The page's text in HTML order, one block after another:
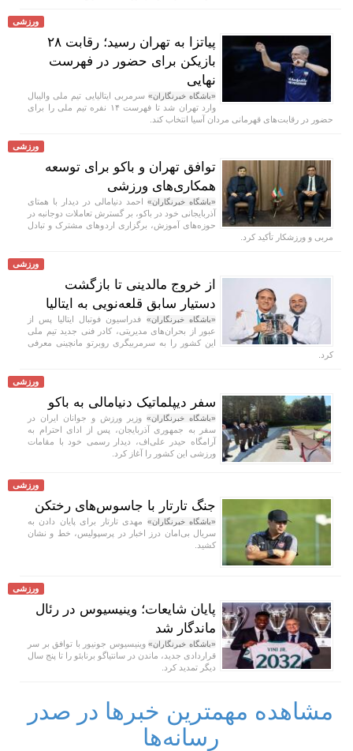
ورزشی
پیاتزا به تهران رسید؛ رقابت ۲۸
بازیکن برای حضور در فهرست
نهایی
«باشگاه خبرنگاران» سرمربی ایتالیایی تیم ملی والیبال
وارد تهران شد تا فهرست ۱۴ نفره تیم ملی را برای
حضور در رقابت‌های قهرمانی مردان آسیا انتخاب کند.
ورزشی
توافق تهران و باکو برای توسعه
همکاری‌های ورزشی
«باشگاه خبرنگاران» احمد دنیامالی در دیدار با همتای
آذربایجانی خود در باکو، بر گسترش تعاملات دوجانبه در
حوزه‌های آموزش، برگزاری اردو‌های مشترک و تبادل
مربی و ورزشکار تأکید کرد.
ورزشی
از خروج مالدینی تا بازگشت
دستیار سابق قلعه‌نویی به ایتالیا
«باشگاه خبرنگاران» فدراسیون فوتبال ایتالیا پس از
عبور از بحران‌های مدیریتی، کادر فنی جدید تیم ملی
این کشور را به سرمربیگری روبرتو مانچینی معرفی
کرد.
ورزشی
سفر دیپلماتیک دنیامالی به باکو
«باشگاه خبرنگاران» وزیر ورزش و جوانان ایران در
سفر به جمهوری آذربایجان، پس از ادای احترام به
آرامگاه حیدر علی‌اف، دیدار رسمی خود با مقامات
ورزشی این کشور را آغاز کرد.
ورزشی
جنگ تارتار با جاسوس‌های رختکن
«باشگاه خبرنگاران» مهدی تارتار برای پایان دادن به
سریال بی‌امان درز اخبار در پرسپولیس، خط و نشان
کشید.
ورزشی
پایان شایعات؛ وینیسیوس در رئال
ماندگار شد
«باشگاه خبرنگاران»وینیسیوس جونیور با توافق بر سر
قراردادی جدید، ماندن در سانتیاگو برنابئو را تا پنج سال
دیگر تمدید کرد.
مشاهده مهمترین خبرها در صدر
رسانه‌ها